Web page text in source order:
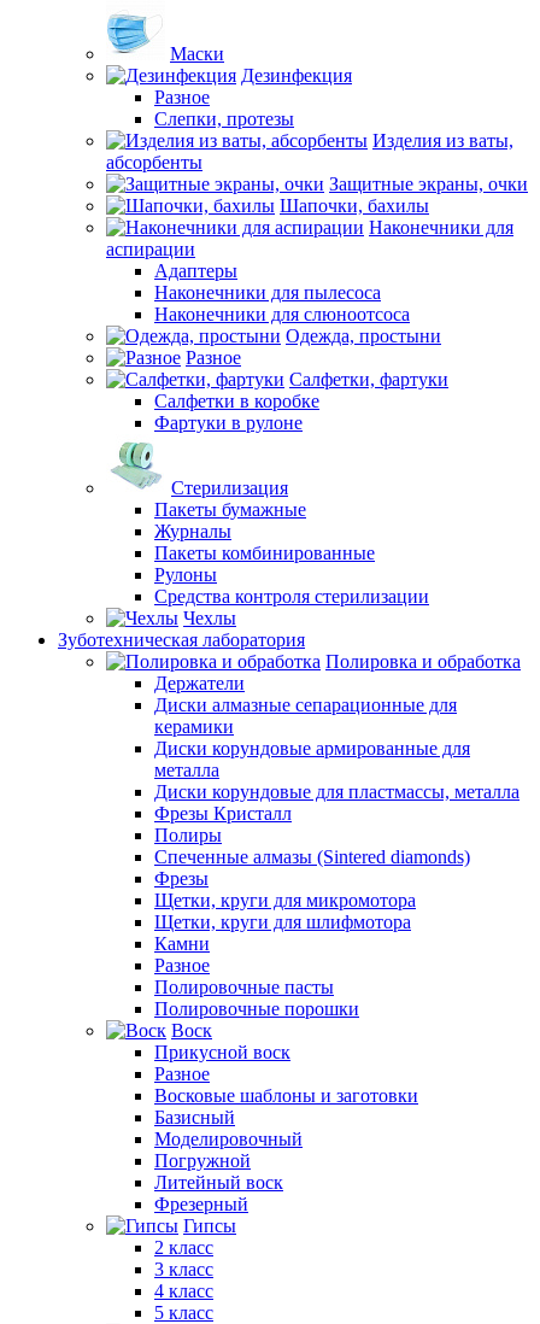
Маски
Дезинфекция
Разное
Слепки, протезы
Изделия из ваты,
абсорбенты
Защитные экраны, очки
Шапочки, бахилы
Наконечники для
аспирации
Адаптеры
Наконечники для пылесоса
Наконечники для слюноотсоса
Одежда, простыни
Разное
Салфетки, фартуки
Салфетки в коробке
Фартуки в рулоне
Стерилизация
Пакеты бумажные
Журналы
Пакеты комбинированные
Рулоны
Средства контроля стерилизации
Чехлы
Зуботехническая лаборатория
Полировка и обработка
Держатели
Диски алмазные сепарационные для
керамики
Диски корундовые армированные для
металла
Диски корундовые для пластмассы, металла
Фрезы Кристалл
Полиры
Спеченные алмазы (Sintered diamonds)
Фрезы
Щетки, круги для микромотора
Щетки, круги для шлифмотора
Камни
Разное
Полировочные пасты
Полировочные порошки
Воск
Прикусной воск
Разное
Восковые шаблоны и заготовки
Базисный
Моделировочный
Погружной
Литейный воск
Фрезерный
Гипсы
2 класс
3 класс
4 класс
5 класс